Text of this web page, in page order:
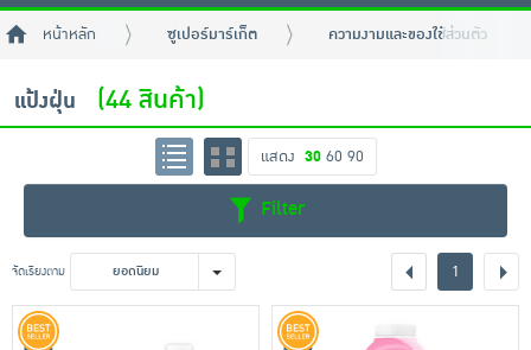
เครื่องดื่มและผงชงดื่ม
เครื่องปรุงรสและของแห้ง
พระเครื่อง test pop
หน้าหลัก ซูเปอร์มาร์เก็ต ความงามและของใช้ส่วนตัว
แป้งฝุ่น (44 สินค้า)
แสดง 30 60 90
Filter
จัดเรียงตาม ยอดนิยม 1